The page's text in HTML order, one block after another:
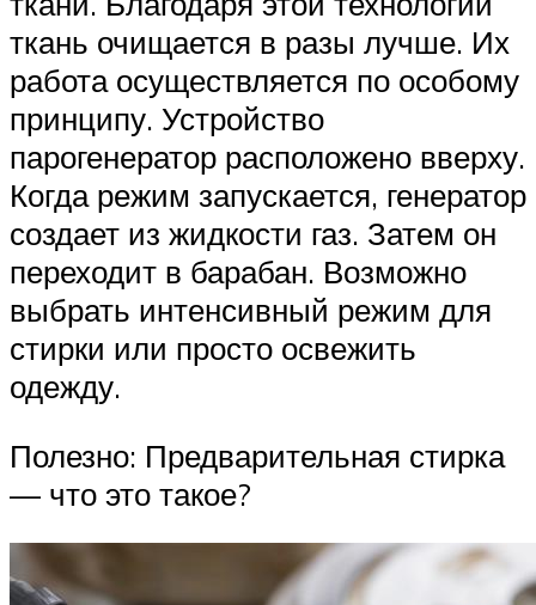
ткань очищается в разы лучше. Их
работа осуществляется по особому
принципу. Устройство
парогенератор расположено вверху.
Когда режим запускается, генератор
создает из жидкости газ. Затем он
переходит в барабан. Возможно
выбрать интенсивный режим для
стирки или просто освежить
одежду.
Полезно: Предварительная стирка
— что это такое?